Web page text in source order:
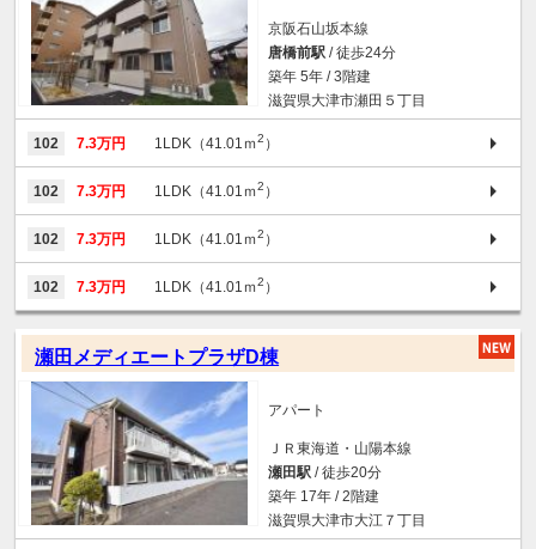
京阪石山坂本線
唐橋前駅 / 徒歩24分
築年 5年 / 3階建
滋賀県大津市瀬田５丁目
102 7.3万円 1LDK（41.01ｍ2 ）
102 7.3万円 1LDK（41.01ｍ2 ）
102 7.3万円 1LDK（41.01ｍ2 ）
102 7.3万円 1LDK（41.01ｍ2 ）
瀬田メディエートプラザD棟
アパート
ＪＲ東海道・山陽本線
瀬田駅 / 徒歩20分
築年 17年 / 2階建
滋賀県大津市大江７丁目